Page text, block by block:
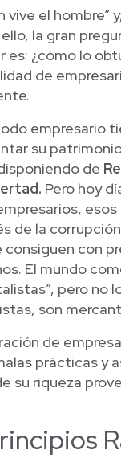
vive el hombre”
la gran
es: ¿cómo lo
de
empresario
su
de
Pero hoy
esos
de la
con
El mundo
pero no
son
de
prácticas y
su riqueza